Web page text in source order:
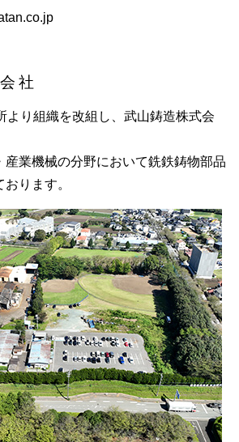
社
より組織を改組し、武山鋳造株式会
産業機械の分野において銑鉄鋳物部品
ります。